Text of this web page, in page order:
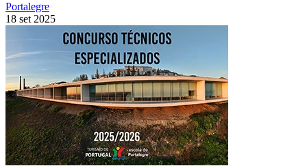
Portalegre
18 set 2025